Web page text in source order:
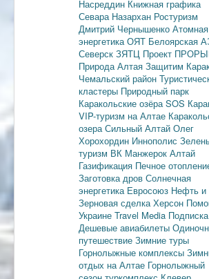
Насреддин Книжная графика
Севара Назархан Ростуризм
Дмитрий Чернышенко Атомная
энергетикаОЯТ Белоярская
Северск ЗЯТЦ Проект
Природа Алтая Защитим
Чемальский район
кластеры Природный парк
Каракольские озёраSOS
VIP-туризм на Алтае
озераСильный Алтай Олег
Хорохордин Иннополис
туризм ВК Манжерок Алтай
Газификация Печное
Заготовка дров Солнечная
энергетика Евросоюз Нефть и
Зерновая сделкаХерсон
Украине Travel Media Подписка
Дешевые авиабилеты
путешествие Зимние туры
Горнолыжные комплексы
отдых на Алтае Горнолыжный